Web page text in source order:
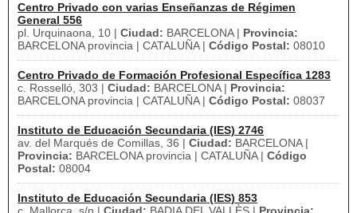
Centro Privado con varias Enseñanzas de Régimen
General 556
pl. Urquinaona, 10 | Ciudad: BARCELONA | Provincia:
BARCELONA provincia | CATALUÑA | Código Postal: 08010
Centro Privado de Formación Profesional Específica 1283
c. Rosselló, 303 | Ciudad: BARCELONA | Provincia:
BARCELONA provincia | CATALUÑA | Código Postal: 08037
Instituto de Educación Secundaria (IES) 2746
av. del Marqués de Comillas, 36 | Ciudad: BARCELONA |
Provincia: BARCELONA provincia | CATALUÑA | Código
Postal: 08004
Instituto de Educación Secundaria (IES) 853